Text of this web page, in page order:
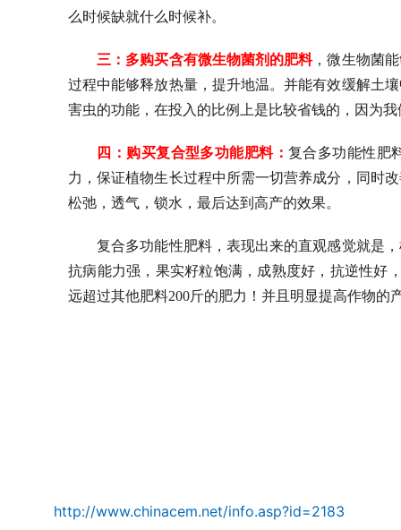
么时候缺就什么时候补。
三：多购买含有微生物菌剂的肥料，微生物菌
过程中能够释放热量，提升地温。并能有效缓解土
害虫的功能，在投入的比例上是比较省钱的，因为
四：购买复合型多功能肥料： 复合多功能性肥
力，保证植物生长过程中所需一切营养成分，同时
松弛，透气，锁水，最后达到高产的效果。
复合多功能性肥料，表现出来的直观感觉就是
抗病能力强，果实籽粒饱满，成熟度好，抗逆性好
远超过其他肥料200斤的肥力！并且明显提高作物的
http://www.chinacem.net/info.asp?id=2183